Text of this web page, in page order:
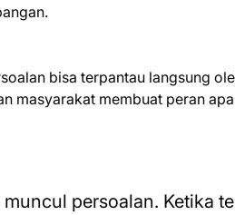
bisa terpantau langsung
masyarakat membuat peran
persoalan. Ketika